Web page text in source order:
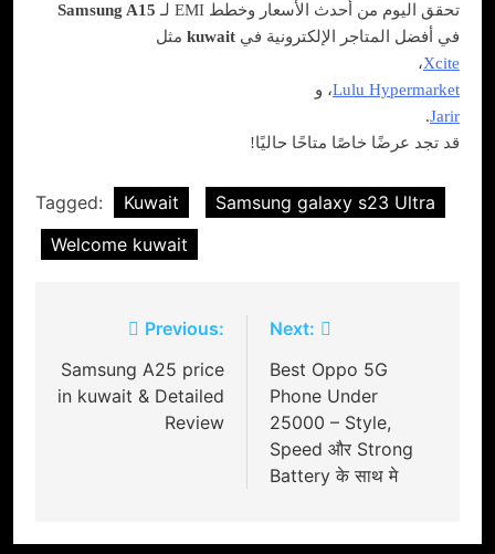
تحقق اليوم من أحدث الأسعار وخطط EMI لـ
Samsung A15
في أفضل المتاجر الإلكترونية في kuwait مثل
Xcite،
Lulu Hypermarket، و
Jarir
.
قد تجد عرضًا خاصًا متاحًا حاليًا!
Tagged: Kuwait
Samsung galaxy s23 Ultra
Welcome kuwait
navigation
Previous:
Samsung A25 price
in kuwait & Detailed
Review
Next:
Best Oppo 5G
Phone Under
25000 – Style,
Speed और Strong
Battery के साथ मे